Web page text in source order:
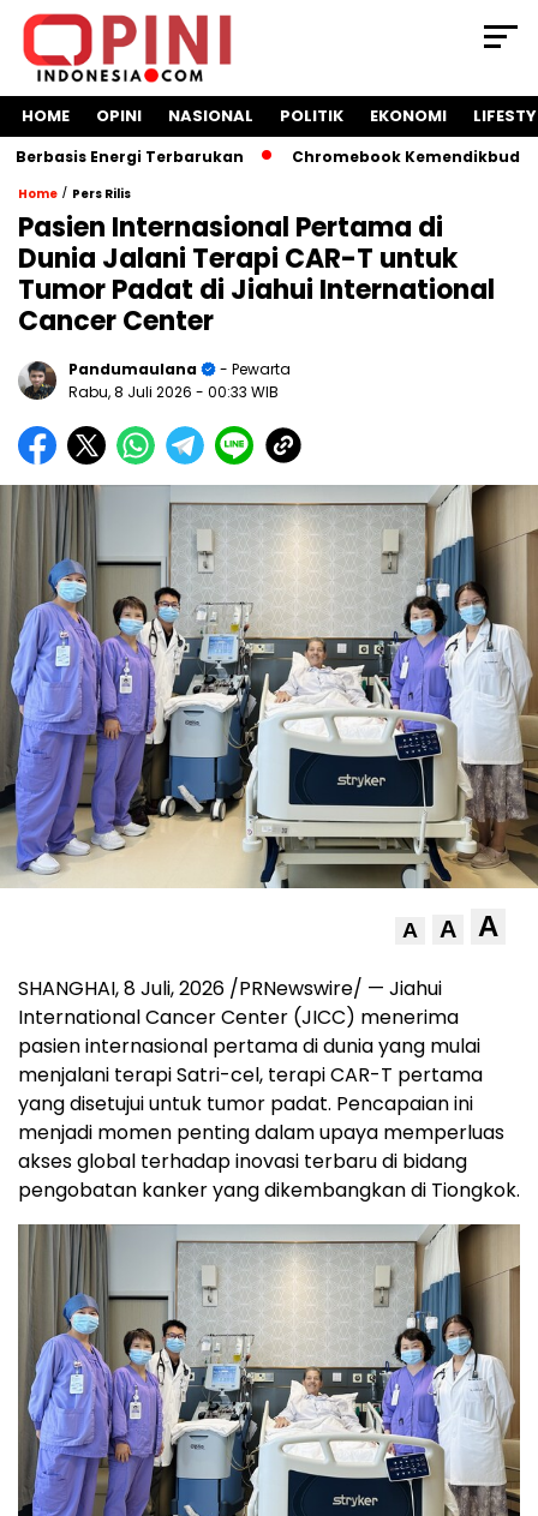
HOME OPINI NASIONAL POLITIK EKONOMI
Energi Terbarukan Chromebook Kemendikbud Jadi
Home / Pers Rilis
Pasien Internasional Pertama di
Dunia Jalani Terapi CAR-T untuk
Tumor Padat di Jiahui International
Cancer Center
Pandumaulana
- Pewarta
Rabu, 8 Juli 2026 - 00:33 WIB
A A A
SHANGHAI,8 Juli, 2026 /PRNewswire/ — Jiahui
International Cancer Center (JICC) menerima
pasien internasional pertama di dunia yang mulai
menjalani terapi Satri-cel, terapi CAR-T pertama
yang disetujui untuk tumor padat. Pencapaian ini
menjadi momen penting dalam upaya memperluas
akses global terhadap inovasi terbaru di bidang
pengobatan kanker yang dikembangkan di Tiongkok.